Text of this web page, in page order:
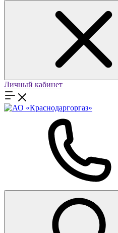
Личный кабинет